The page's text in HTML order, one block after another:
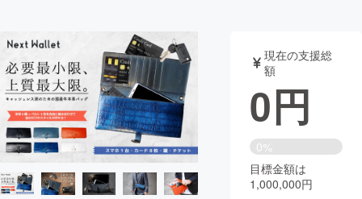
アート・写真 音楽
テクノロジー・ガジェット ゲーム・サ
映像・映画 書籍・雑誌
ビジネス・起業 チャレンジ
現在の支援総
額
0円
0%
目標金額は
1,000,000円